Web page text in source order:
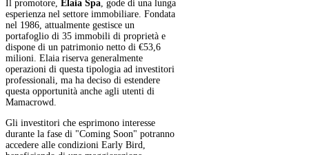
Il promotore, Elaia Spa, gode di una lunga
esperienza nel settore immobiliare. Fondata
nel 1986, attualmente gestisce un
portafoglio di 35 immobili di proprietà e
dispone di un patrimonio netto di €53,6
milioni. Elaia riserva generalmente
operazioni di questa tipologia ad investitori
professionali, ma ha deciso di estendere
questa opportunità anche agli utenti di
Mamacrowd.
Gli investitori che esprimono interesse
durante la fase di "Coming Soon" potranno
accedere alle condizioni Early Bird,